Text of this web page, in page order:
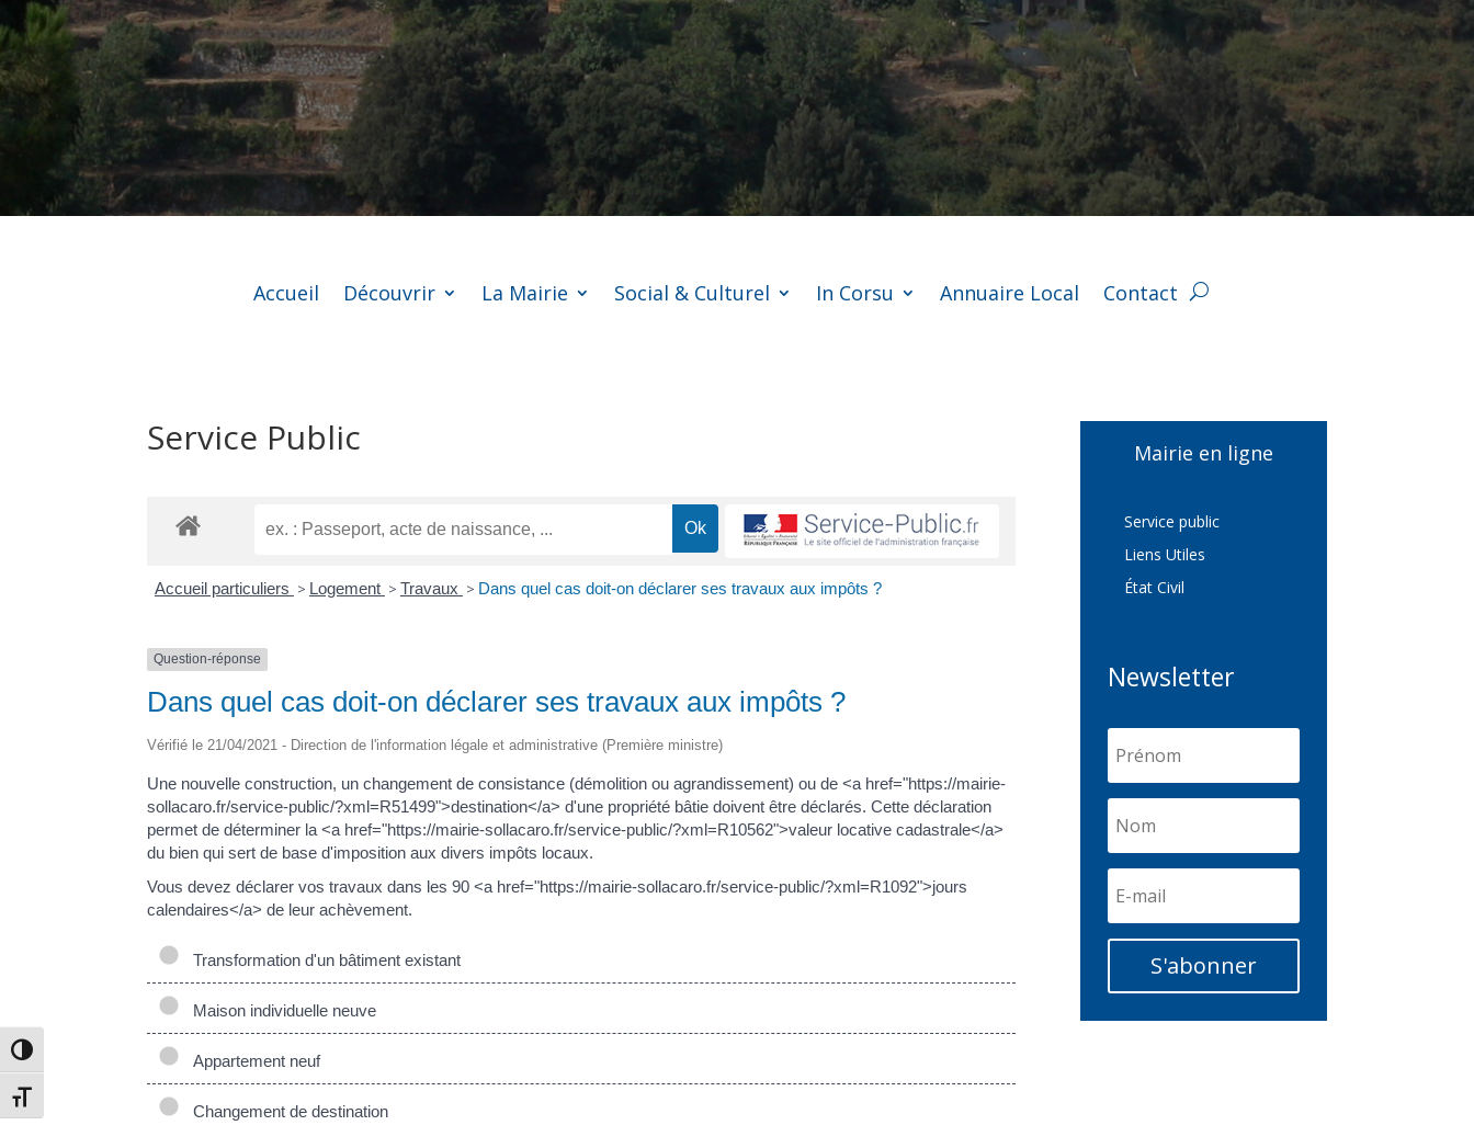
Passer en contraste élevé
Changer la taille de la police
Accueil Découvrir La Mairie Social & Culturel In Corsu Annuaire Local Contact
Service Public
Accueil particuliers > Logement > Travaux > Dans quel cas doit-on déclarer ses travaux aux impôts ?
Question-réponse
Dans quel cas doit-on déclarer ses travaux aux impôts ?
Vérifié le 21/04/2021 - Direction de l'information légale et administrative (Première ministre)
Une nouvelle construction, un changement de consistance (démolition ou agrandissement) ou de <a href="https://mairie-
sollacaro.fr/service-public/?xml=R51499">destination</a> d'une propriété bâtie doivent être déclarés. Cette déclaration
permet de déterminer la <a href="https://mairie-sollacaro.fr/service-public/?xml=R10562">valeur locative cadastrale</a>
du bien qui sert de base d'imposition aux divers impôts locaux.
Vous devez déclarer vos travaux dans les 90 <a href="https://mairie-sollacaro.fr/service-public/?xml=R1092">jours
calendaires</a> de leur achèvement.
Transformation d'un bâtiment existant
Maison individuelle neuve
Appartement neuf
Changement de destination
Mairie en ligne
Service public
Liens Utiles
État Civil
Newsletter
S'abonner